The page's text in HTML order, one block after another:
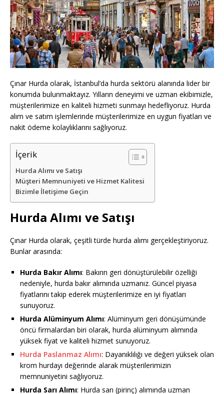
Çınar Hurda olarak, İstanbul’da hurda sektörü alanında lider bir
konumda bulunmaktayız. Yılların deneyimi ve uzman ekibimizle,
müşterilerimize en kaliteli hizmeti sunmayı hedefliyoruz. Hurda
alım ve satım işlemlerinde müşterilerimize en uygun fiyatları ve
nakit ödeme kolaylıklarını sağlıyoruz.
İçerik
Hurda Alımı ve Satışı
Müşteri Memnuniyeti ve Hizmet Kalitesi
Bizimle İletişime Geçin
Hurda Alımı ve Satışı
Çınar Hurda olarak, çeşitli türde hurda alımı gerçekleştiriyoruz.
Bunlar arasında:
Hurda Bakır Alımı: Bakırın geri dönüştürülebilir özelliği
nedeniyle, hurda bakır alımında uzmanız. Güncel piyasa
fiyatlarını takip ederek müşterilerimize en iyi fiyatları
sunuyoruz.
Hurda Alüminyum Alımı: Alüminyum geri dönüşümünde
öncü firmalardan biri olarak, hurda alüminyum alımında
yüksek fiyat ve kaliteli hizmet sunuyoruz.
Hurda Paslanmaz Alımı: Dayanıklılığı ve değeri yüksek olan
krom hurdayı değerinde alarak müşterilerimizin
memnuniyetini sağlıyoruz.
Hurda Sarı Alımı: Hurda sarı (pirinç) alımında uzman